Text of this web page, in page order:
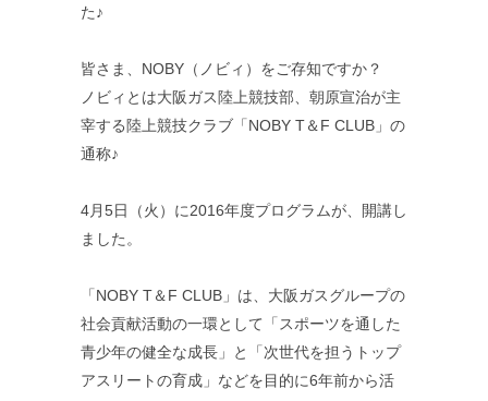
た♪
皆さま、NOBY（ノビィ）をご存知ですか？
ノビィとは大阪ガス陸上競技部、朝原宣治が主
宰する陸上競技クラブ「NOBY T＆F CLUB」の
通称♪
4月5日（火）に2016年度プログラムが、開講し
ました。
「NOBY T＆F CLUB」は、大阪ガスグループの
社会貢献活動の一環として「スポーツを通した
青少年の健全な成長」と「次世代を担うトップ
アスリートの育成」などを目的に6年前から活